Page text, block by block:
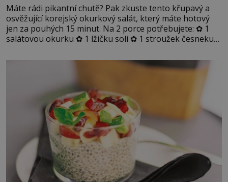
Máte rádi pikantní chutě? Pak zkuste tento křupavý a
osvěžující korejský okurkový salát, který máte hotový
jen za pouhých 15 minut. Na 2 porce potřebujete: ✿ 1
salátovou okurku ✿ 1 lžičku soli ✿ 1 stroužek česneku
sezamového oleje ✿ 1 lžičku chilli ✿ 1 lžičku cukru ✿ 1
jarní cibulku ✿ 1 lžíci sezamových semínek